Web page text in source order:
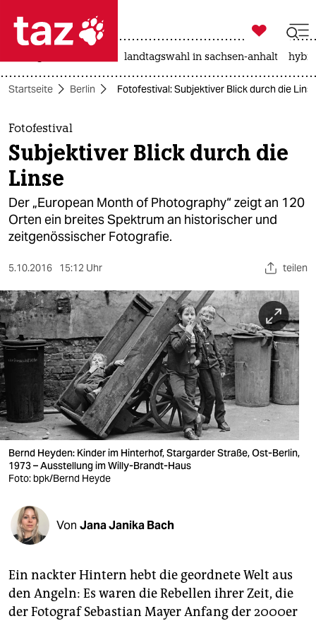
 taz zahl ich
taz zahl ich
themen
politik
öko
gesellschaft
sport
berlin
nord
wahrheit
verlag
verlag
veranstaltungen
fragen & hilfe
abo
genossenschaft

taz zahl ich
landtagswahl in sachsen-anhalt
Startseite Berlin Fotofestival: Subjektiver Blick durch die
Fotofestival
Subjektiver Blick durch die
Linse
Der „European Month of Photography“ zeigt an 120
Orten ein breites Spektrum an historischer und
zeitgenössischer Fotografie.
5.10.2016 15:12 Uhr teilen
Bernd Heyden: Kinder im Hinterhof, Stargarder Straße, Ost-Berlin,
1973 – Ausstellung im Willy-Brandt-Haus
Foto: bpk/Bernd Heyde
Von Jana Janika Bach
Ein nackter Hintern hebt die geordnete Welt aus
den Angeln: Es waren die Rebellen ihrer Zeit, die
der Fotograf Sebastian Mayer Anfang der 2000er